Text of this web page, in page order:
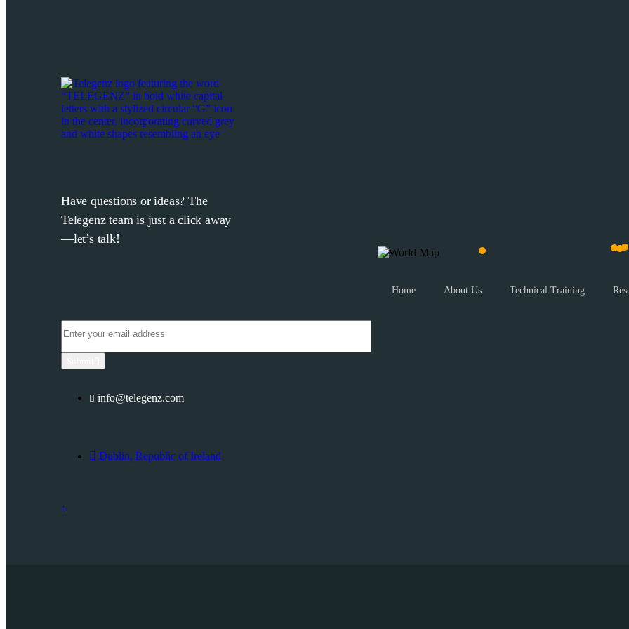
Have questions or ideas? The
Telegenz team is just a click away
—let’s talk!
info@telegenz.com
Dublin, Republic of Ireland
Home About Us Technical Training